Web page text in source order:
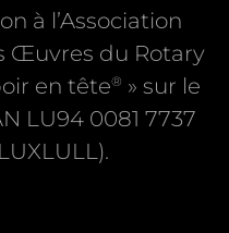
à l’Association
Œuvres du Rotary
en tête® » sur le
LU94 0081 7737